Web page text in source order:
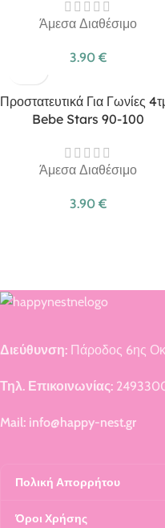
Άμεσα Διαθέσιμο
3.90 €
Προστατευτικά Για Γωνίες
Bebe Stars 90-100
Άμεσα Διαθέσιμο
3.90 €
Διεύθυνση: Πάροδος 6ης
Τηλ. Επικοινωνίας:
Mail: info@happy-nest.gr
Πολική Απορρήτου
Όροι Χρήσης